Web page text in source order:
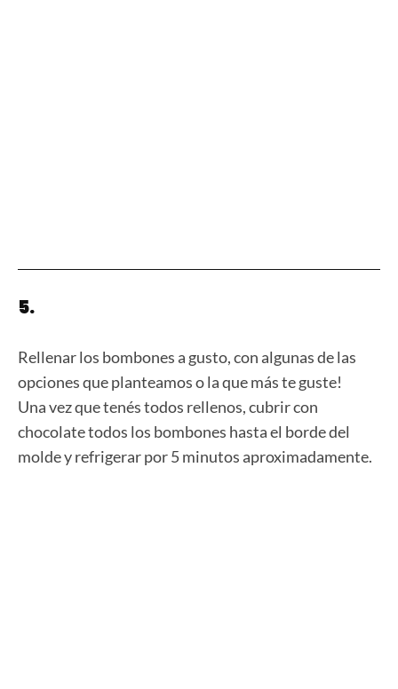
5.
Rellenar los bombones a gusto, con algunas de las
opciones que planteamos o la que más te guste!
Una vez que tenés todos rellenos, cubrir con
chocolate todos los bombones hasta el borde del
molde y refrigerar por 5 minutos aproximadamente.